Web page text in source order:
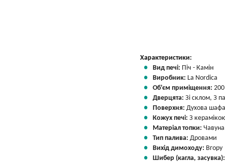
Характеристики:
Вид печі: Піч - Камін
Виробник: La Nordica
Об'єм приміщення:
Дверцята: Зі склом, З
Поверхня: Духова шафа
Кожух печі: З
Матеріал топки: Чавуна
Тип палива: Дровами
Вихід димоходу: Вгору
Шибер (кагла,